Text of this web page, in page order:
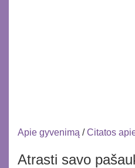
Apie gyvenimą /Citatos
Atrasti savo